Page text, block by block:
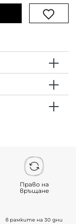
Право на
връщане
в рамките на 30 дни